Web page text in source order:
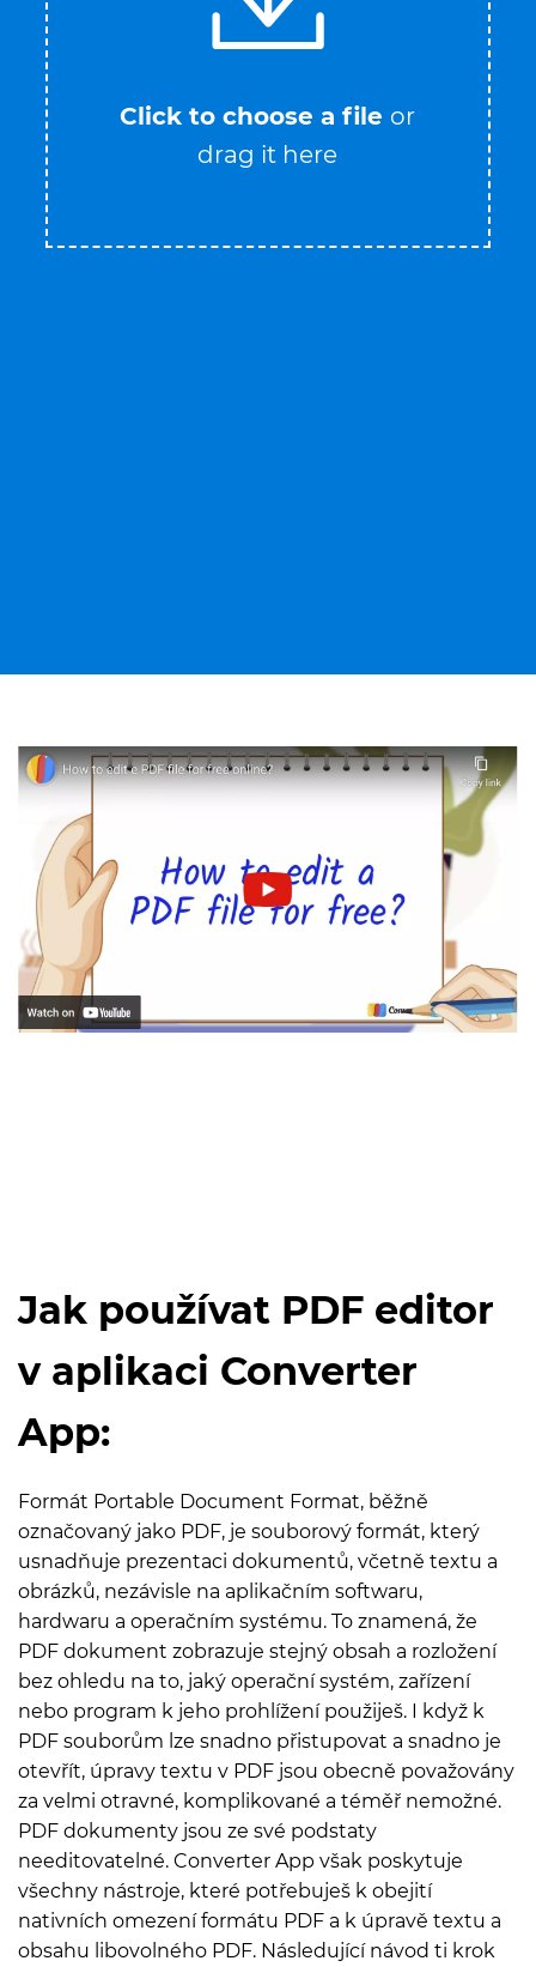
Click to choose a file or
drag it here
Jak používat PDF editor
v aplikaci Converter
App:
Formát Portable Document Format, běžně
označovaný jako PDF, je souborový formát, který
usnadňuje prezentaci dokumentů, včetně textu a
obrázků, nezávisle na aplikačním softwaru,
hardwaru a operačním systému. To znamená, že
PDF dokument zobrazuje stejný obsah a rozložení
bez ohledu na to, jaký operační systém, zařízení
nebo program k jeho prohlížení použiješ. I když k
PDF souborům lze snadno přistupovat a snadno je
otevřít, úpravy textu v PDF jsou obecně považovány
za velmi otravné, komplikované a téměř nemožné.
PDF dokumenty jsou ze své podstaty
needitovatelné. Converter App však poskytuje
všechny nástroje, které potřebuješ k obejití
nativních omezení formátu PDF a k úpravě textu a
obsahu libovolného PDF. Následující návod ti krok